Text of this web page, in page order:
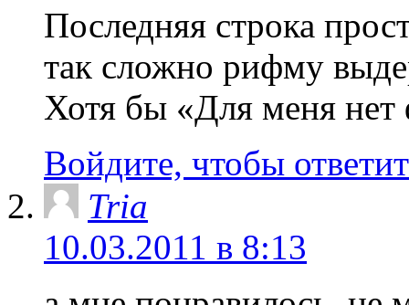
Последняя строка
так сложно рифму
Хотя бы «Для меня
Войдите, чтобы
Tria
10.03.2011 в 8:13